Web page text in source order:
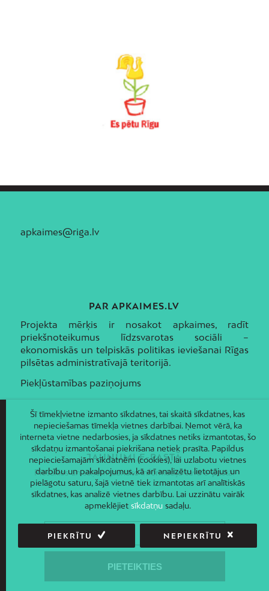
apkaimes@riga.lv
PAR APKAIMES.LV
Projekta mērķis ir nosakot apkaimes, radīt
priekšnoteikumus līdzsvarotas sociāli –
ekonomiskās un telpiskās politikas ieviešanai Rīgas
pilsētas administratīvajā teritorijā.
Piekļūstamības paziņojums
JAUNUMI E-PASTĀ
Piesakies un saņem jaunāko informāciju savā e-pastā!
Šī tīmekļvietne izmanto sīkdatnes, tai skaitā sīkdatnes, kas
nepieciešamas tīmekļa vietnes darbībai. Ņemot vērā, ka
interneta vietne nedarbosies, ja sīkdatnes netiks izmantotas, šo
sīkdatņu izmantošanai piekrišana netiek prasīta. Papildus
nepieciešamajām sīkdatnēm (cookies), lai uzlabotu vietnes
darbību un pakalpojumus, kā arī analizētu lietotājus un
pielāgotu saturu, šajā vietnē tiek izmantotas arī analītiskās
sīkdatnes, kas analizē vietnes darbību. Lai uzzinātu vairāk
apmeklējiet sīkdatņusadaļu.
PIEKRĪTU NEPIEKRĪTU